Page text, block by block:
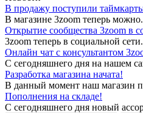
В продажу поступили
В магазине 3zoom теперь
Открытие сообщества 3zoom в
3zoom теперь в социальной
Онлайн чат с консультантом
С сегодняшнего дня на нашем
Разработка магазина начата!
В данный момент наш магазин
Пополнения на складе!
С сегодняшнего дня новый